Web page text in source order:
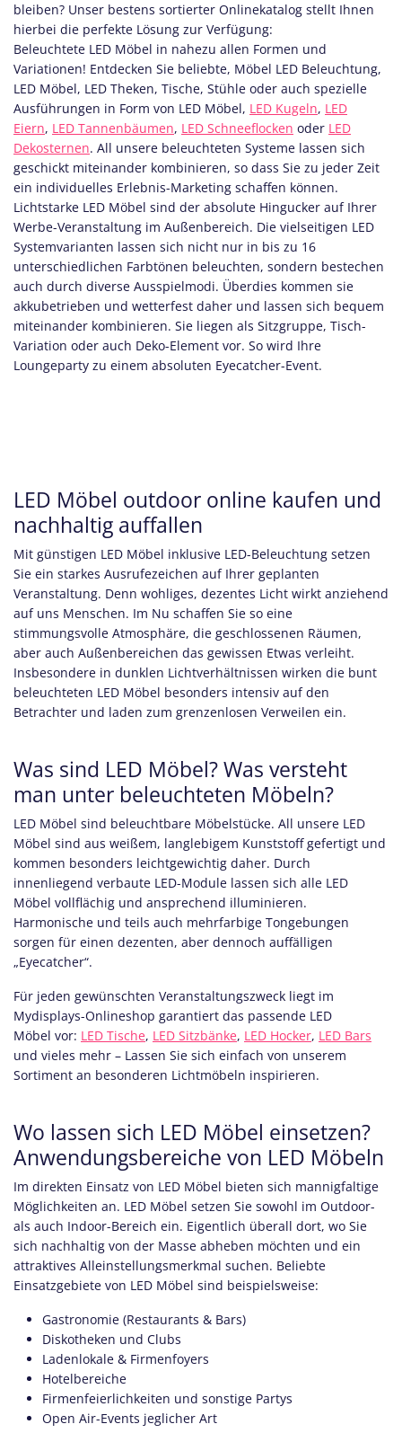
bleiben? Unser bestens sortierter Onlinekatalog stellt Ihnen
hierbei die perfekte Lösung zur Verfügung:
Beleuchtete LED Möbel in nahezu allen Formen und
Variationen! Entdecken Sie beliebte, Möbel LED Beleuchtung,
LED Möbel, LED Theken, Tische, Stühle oder auch spezielle
Ausführungen in Form von LED Möbel, LED Kugeln, LED
Eiern, LED Tannenbäumen, LED Schneeflocken oder LED
Dekosternen. All unsere beleuchteten Systeme lassen sich
geschickt miteinander kombinieren, so dass Sie zu jeder Zeit
ein individuelles Erlebnis-Marketing schaffen können.
Lichtstarke LED Möbel sind der absolute Hingucker auf Ihrer
Werbe-Veranstaltung im Außenbereich. Die vielseitigen LED
Systemvarianten lassen sich nicht nur in bis zu 16
unterschiedlichen Farbtönen beleuchten, sondern bestechen
auch durch diverse Ausspielmodi. Überdies kommen sie
akkubetrieben und wetterfest daher und lassen sich bequem
miteinander kombinieren. Sie liegen als Sitzgruppe, Tisch-
Variation oder auch Deko-Element vor. So wird Ihre
Loungeparty zu einem absoluten Eyecatcher-Event.
LED Möbel outdoor online kaufen und
nachhaltig auffallen
Mit günstigen LED Möbel inklusive LED-Beleuchtung setzen
Sie ein starkes Ausrufezeichen auf Ihrer geplanten
Veranstaltung. Denn wohliges, dezentes Licht wirkt anziehend
auf uns Menschen. Im Nu schaffen Sie so eine
stimmungsvolle Atmosphäre, die geschlossenen Räumen,
aber auch Außenbereichen das gewissen Etwas verleiht.
Insbesondere in dunklen Lichtverhältnissen wirken die bunt
beleuchteten LED Möbel besonders intensiv auf den
Betrachter und laden zum grenzenlosen Verweilen ein.
Was sind LED Möbel? Was versteht
man unter beleuchteten Möbeln?
LED Möbel sind beleuchtbare Möbelstücke. All unsere LED
Möbel sind aus weißem, langlebigem Kunststoff gefertigt und
kommen besonders leichtgewichtig daher. Durch
innenliegend verbaute LED-Module lassen sich alle LED
Möbel vollflächig und ansprechend illuminieren.
Harmonische und teils auch mehrfarbige Tongebungen
sorgen für einen dezenten, aber dennoch auffälligen
„Eyecatcher“.
Für jeden gewünschten Veranstaltungszweck liegt im
Mydisplays-Onlineshop garantiert das passende LED
Möbel vor: LED Tische, LED Sitzbänke, LED Hocker, LED Bars
und vieles mehr – Lassen Sie sich einfach von unserem
Sortiment an besonderen Lichtmöbeln inspirieren.
Wo lassen sich LED Möbel einsetzen?
Anwendungsbereiche von LED Möbeln
Im direkten Einsatz von LED Möbel bieten sich mannigfaltige
Möglichkeiten an. LED Möbel setzen Sie sowohl im Outdoor-
als auch Indoor-Bereich ein. Eigentlich überall dort, wo Sie
sich nachhaltig von der Masse abheben möchten und ein
attraktives Alleinstellungsmerkmal suchen. Beliebte
Einsatzgebiete von LED Möbel sind beispielsweise:
Gastronomie (Restaurants & Bars)
Diskotheken und Clubs
Ladenlokale & Firmenfoyers
Hotelbereiche
Firmenfeierlichkeiten und sonstige Partys
Open Air-Events jeglicher Art